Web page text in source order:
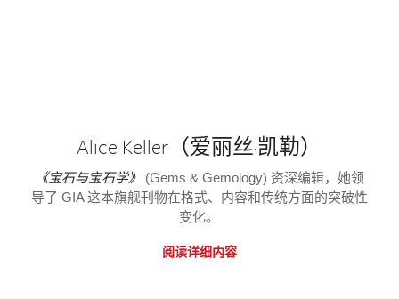
Alice Keller（爱丽丝·凯勒）
《宝石与宝石学》
(Gems & Gemology) 资深编辑，她领
导了 GIA 这本旗舰刊物在格式、内容和传统方面的突破性
变化。
阅读详细内容